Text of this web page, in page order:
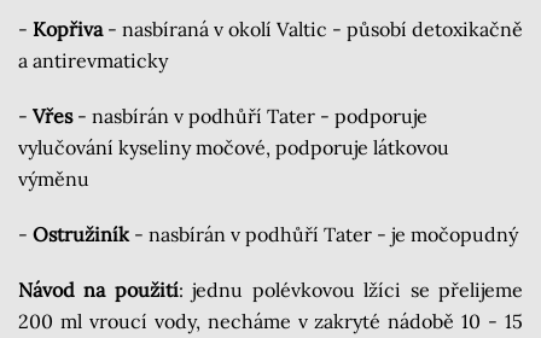
- Kopřiva- nasbíraná v okolí Valtic - působí detoxikačně
a antirevmaticky
- Vřes - nasbírán v podhůří Tater - podporuje
vylučování kyseliny močové, podporuje látkovou
výměnu
- Ostružiník - nasbírán v podhůří Tater - je močopudný
Návod na použití: jednu polévkovou lžíci se přelijeme
200 ml vroucí vody, necháme v zakryté nádobě 10 - 15